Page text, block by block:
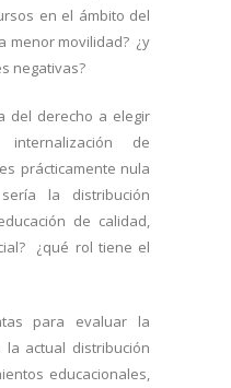
en el ámbito del
menor movilidad? ¿y
negativas?
del derecho a elegir
de
prácticamente nula
la distribución
de calidad,
¿qué rol tiene el
para evaluar la
actual distribución
educacionales,